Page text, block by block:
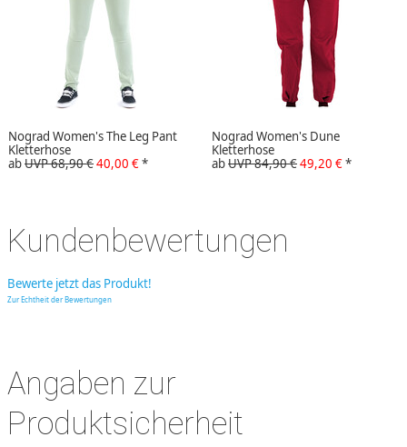
Nograd Women's The Leg Pant
Kletterhose
abUVP 68,90 €40,00 €*
Nograd Women's Dune
Kletterhose
abUVP 84,90 €49,20 €*
Kundenbewertungen
Bewerte jetzt das Produkt!
Zur Echtheit der Bewertungen
Angaben zur
Produktsicherheit